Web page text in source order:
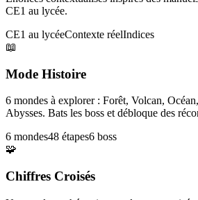
CE1 au lycée.
CE1 au lycéeContexte réelIndices
📖
Mode Histoire
6 mondes à explorer : Forêt, Volcan,
Abysses. Bats les boss et débloque des
6 mondes48 étapes6 boss
🧩
Chiffres Croisés